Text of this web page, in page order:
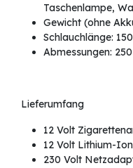
Taschenlampe,
Gewicht (ohne
Schlauchlänge:
Abmessungen:
Lieferumfang
12 Volt
12 Volt Lithium-
230 Volt